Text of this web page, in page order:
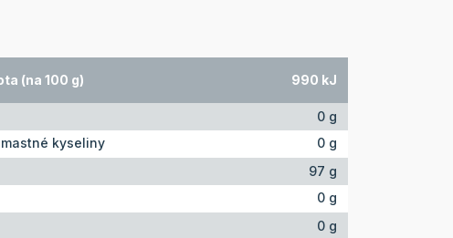
(na 100 g) 990 kJ
0 g
kyseliny
0 g
97 g
0 g
0 g